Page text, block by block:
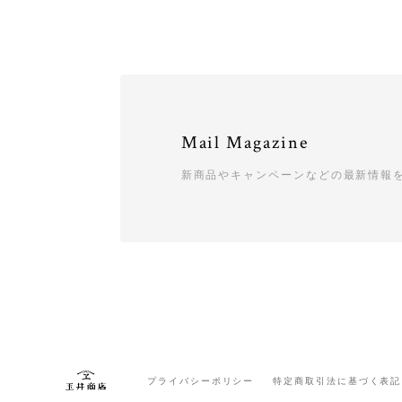
Mail Magazine
新商品やキャンペーンなどの最新情報
プライバシーポリシー 特定商取引法に基づく表記